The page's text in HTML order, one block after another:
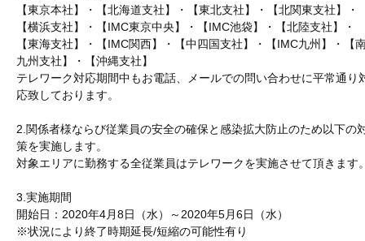
【東京本社】・【北海道支社】・【東北支社】・【北関東支社】・
【横浜支社】・【IMC東京中央】・【IMC池袋】・【北陸支社】・
【東海支社】・【IMC関西】・【中四国支社】・【IMC九州】・【
九州支社】・【沖縄支社】
テレワーク対応期間中もお電話、メールでの問い合わせに平常通り
応致しております。
2.関係者様ならび従業員の安全の確保と感染拡大防止のため以下の
策を実施します。
対象エリアに勤務する全従業員はテレワークを実施させて頂きます
3.実施期間
開始日：2020年4月8日（水）～2020年5月6日（水）
※状況により終了時期延長/短縮の可能性有り